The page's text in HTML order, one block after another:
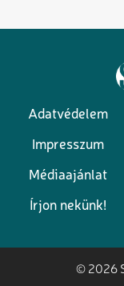
Lábléc
Adatvédelem
Impresszum
Médiaajánlat
Írjon nekünk!
© 2026